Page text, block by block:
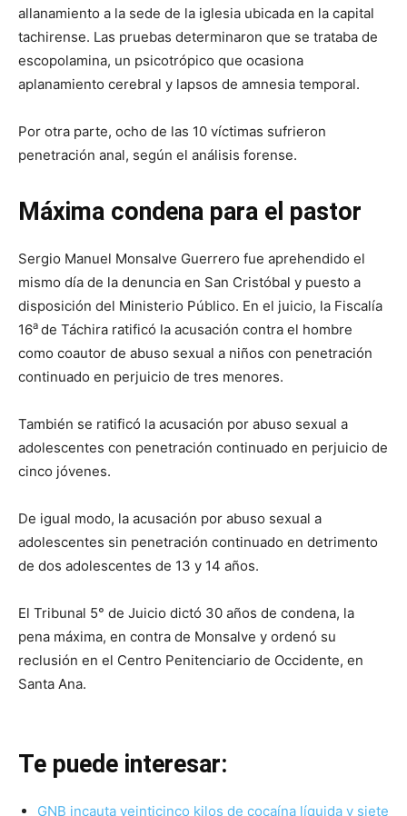
allanamiento a la sede de la iglesia ubicada en la capital
tachirense. Las pruebas determinaron que se trataba de
escopolamina, un psicotrópico que ocasiona
aplanamiento cerebral y lapsos de amnesia temporal.
Por otra parte, ocho de las 10 víctimas sufrieron
penetración anal, según el análisis forense.
Máxima condena para el pastor
Sergio Manuel Monsalve Guerrero fue aprehendido el
mismo día de la denuncia en San Cristóbal y puesto a
disposición del Ministerio Público. En el juicio, la Fiscalía
16a de Táchira ratificó la acusación contra el hombre
como coautor de abuso sexual a niños con penetración
continuado en perjuicio de tres menores.
También se ratificó la acusación por abuso sexual a
adolescentes con penetración continuado en perjuicio de
cinco jóvenes.
De igual modo, la acusación por abuso sexual a
adolescentes sin penetración continuado en detrimento
de dos adolescentes de 13 y 14 años.
El Tribunal 5° de Juicio dictó 30 años de condena, la
pena máxima, en contra de Monsalve y ordenó su
reclusión en el Centro Penitenciario de Occidente, en
Santa Ana.
Te puede interesar:
GNB incauta veinticinco kilos de cocaína líquida y siete